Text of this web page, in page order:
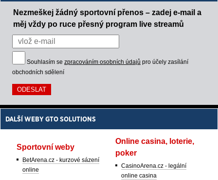
Nezmeškej žádný sportovní přenos – zadej e-mail a
měj vždy po ruce přesný program live streamů
Souhlasím se zpracováním osobních údajů pro účely zasílání
obchodních sdělení
DALŠÍ WEBY GTO SOLUTIONS
Sportovní weby
BetArena.cz - kurzové sázení
online
Online casina, loterie,
poker
CasinoArena.cz - legální
online casina